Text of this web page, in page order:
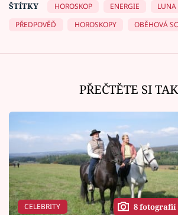
ŠTÍTKY
HOROSKOP ENERGIE LUNA
PŘEDPOVĚĎ
HOROSKOPY OBĚHOVÁ
PŘEČTĚTE SI
CELEBRITY 8 fotografií